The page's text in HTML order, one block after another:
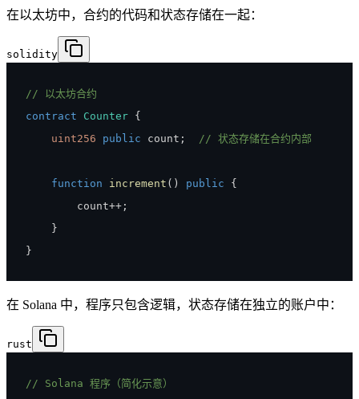
在以太坊中，合约的代码和状态存储在一起：
solidity
// 以太坊合约
contract
Counter {
uint256
public count ; // 状态存储在合约内部
function increment ( ) public
{
        count
++ ;
}
}
在 Solana 中，程序只包含逻辑，状态存储在独立的账户中：
rust
// Solana 程序（简化示意）